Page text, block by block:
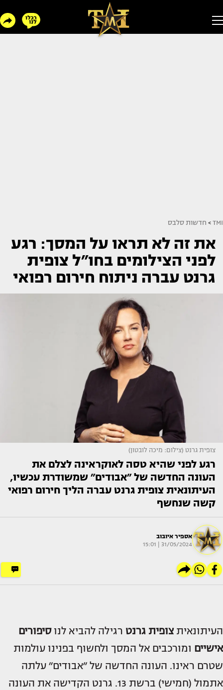
TMI
> חדשות סלבס
את זה לא תראו על המסך: רגע
לפני הצילומים בחו״ל צופית
גרנט עברה ניתוח חירום רפואי
צופית גרנט (צילום: מיכה לובטון)
רגע לפני שהיא טסה לאוקראינה לצלם את
העונה החדשה של ״אבודים״ שמשודרת עכשיו,
העיתונאית צופית גרנט עברה הליך חירום רפואי
קשה שנחשף
אספיר איובוב
31/05/2024 | 15:01
העיתונאיתצופית גרנט רגילה להביא לנוסיפורים
אישיים ומורכבים אל המסך ולחשוף בפנינו עולמות
שטרם ראינו. העונה החדשה של ״אבודים״ עלתה
אתמול (חמישי) ברשת 13. גרנט הקדישה את העונה